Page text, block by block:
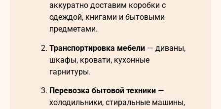
аккуратно доставим коробки с
одеждой, книгами и бытовыми
предметами.
Транспортировка мебели — диваны,
шкафы, кровати, кухонные
гарнитуры.
Перевозка бытовой техники —
холодильники, стиральные машины,